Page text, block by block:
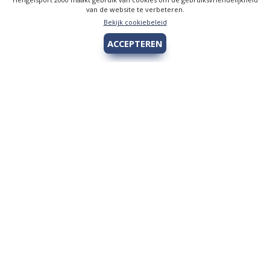
van de website te verbeteren.
Bekijk cookiebeleid
ACCEPTEREN